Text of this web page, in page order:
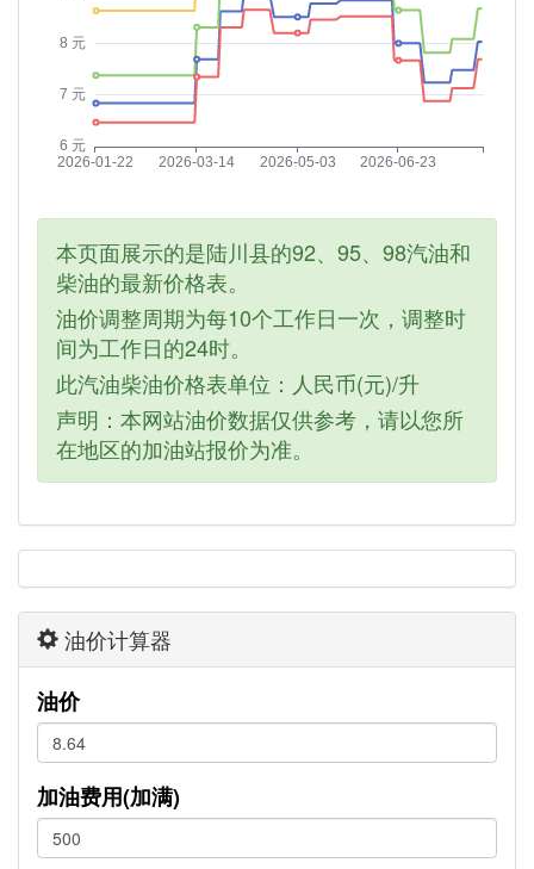
本页面展示的是陆川县的92、95、98汽油和
柴油的最新价格表。
油价调整周期为每10个工作日一次，调整时
间为工作日的24时。
此汽油柴油价格表单位：人民币(元)/升
声明：本网站油价数据仅供参考，请以您所
在地区的加油站报价为准。
油价计算器
油价
加油费用(加满)